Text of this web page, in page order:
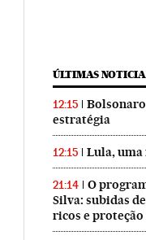
ÚLTIMAS
12:15
estratégia
12:15 Lula,
21:14
O
Silva: subidas
ricos e